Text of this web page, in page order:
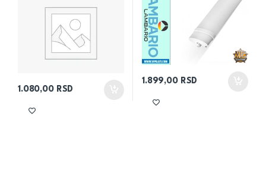
1.080,00 RSD
1.899,00 RSD